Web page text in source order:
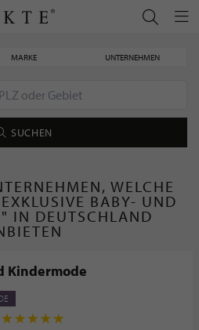
MARKE UNTERNEHMEN
SUCHEN
WELCHE
BABY- UND
IN DEUTSCHLAND
Kindermode